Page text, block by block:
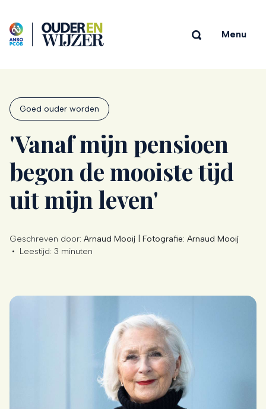
Menu
Goed ouder worden
'Vanaf mijn pensioen
begon de mooiste tijd
uit mijn leven'
Geschreven door: Arnaud Mooij | Fotografie: Arnaud Mooij
• Leestijd: 3 minuten